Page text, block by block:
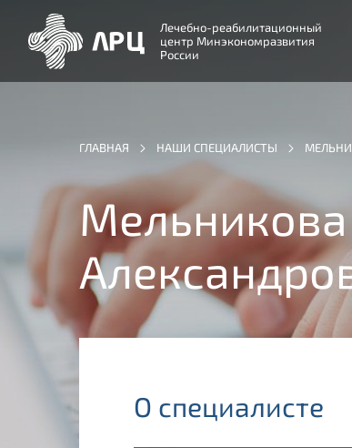
Лечебно-реабилитационный
центр Минэкономразвития
России
ГЛАВНАЯ НАШИ СПЕЦИАЛИСТЫ
О специалисте